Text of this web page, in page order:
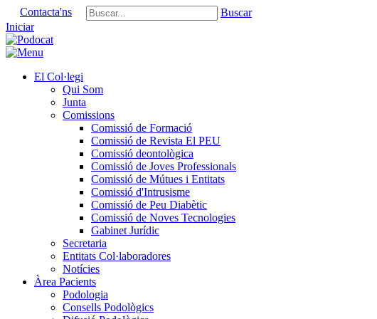
Contacta'ns
Buscar
Iniciar
El Col·legi
Qui Som
Junta
Comissions
Comissió de Formació
Comissió de Revista El PEU
Comissió deontològica
Comissió de Joves Professionals
Comissió de Mútues i Entitats
Comissió d'Intrusisme
Comissió de Peu Diabètic
Comissió de Noves Tecnologies
Gabinet Jurídic
Secretaria
Entitats Col·laboradores
Notícies
Àrea Pacients
Podologia
Consells Podològics